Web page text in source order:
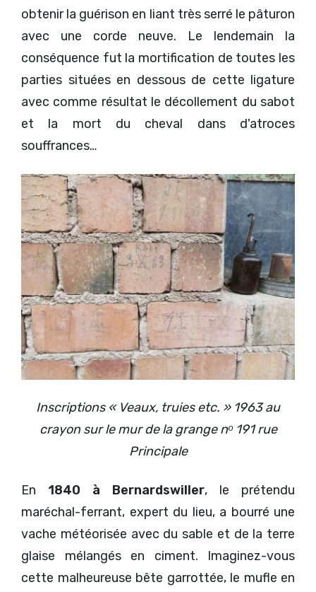
obtenir la guérison en liant très serré le pâturon
avec une corde neuve. Le lendemain la
conséquence fut la mortification de toutes les
parties situées en dessous de cette ligature
avec comme résultat le décollement du sabot
et la mort du cheval dans d'atroces
souffrances…
Inscriptions « Veaux, truies etc. » 1963 au
crayon sur le mur de la grange nᵒ 191 rue
Principale
En 1840 à Bernardswiller, le prétendu
maréchal-ferrant, expert du lieu, a bourré une
vache météorisée avec du sable et de la terre
glaise mélangés en ciment. Imaginez-vous
cette malheureuse bête garrottée, le mufle en